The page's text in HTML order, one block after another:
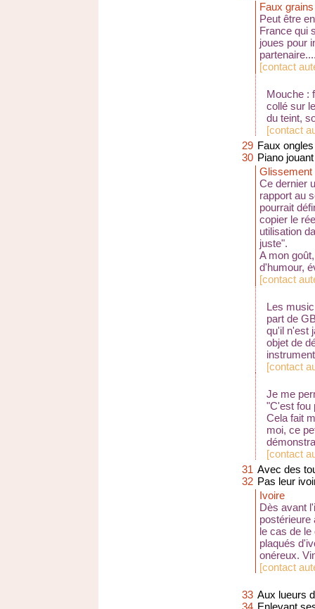
Faux
Peut être
France qui
joues pour
[contact
Mouche :
collé sur
du teint,
[contact
29 Faux
30 Piano
Glissement
Ce dernier
rapport au
pourrait
copier le
utilisation
juste".
A mon
d'humour,
[contact
Les
part de
qu'il n'est
objet de
[contact
Je me
"C'est fou
Cela fait
moi, ce
[contact
31 Avec des
32 Pas leur
Ivoire
Dès avant
postérieure
le cas de le
plaqués
onéreux.
[contact
33 Aux lueurs
34 Enlevant